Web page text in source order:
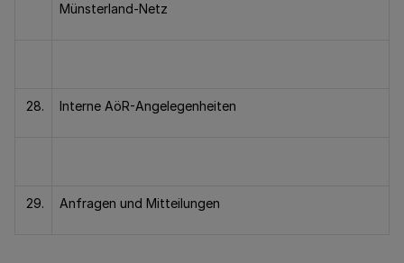
Münsterland-Netz
28. Interne AöR-Angelegenheiten
29. Anfragen und Mitteilungen